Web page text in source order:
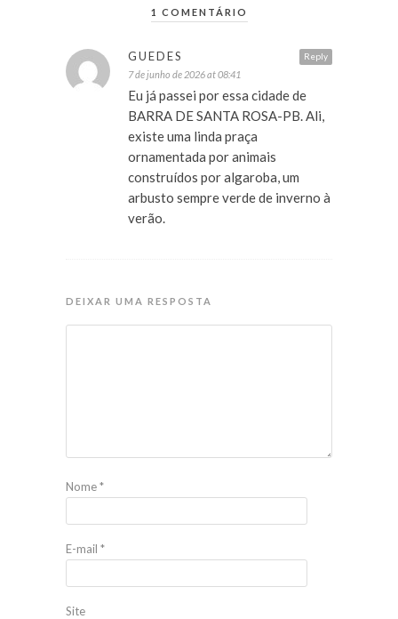
1 COMENTÁRIO
Reply
GUEDES
7 de junho de 2026 at 08:41
Eu já passei por essa cidade de
BARRA DE SANTA ROSA-PB. Ali,
existe uma linda praça
ornamentada por animais
construídos por algaroba, um
arbusto sempre verde de inverno à
verão.
DEIXAR UMA RESPOSTA
Nome*
E-mail *
Site